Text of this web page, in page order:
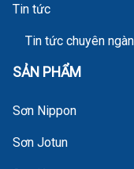
Tin tức
Tin tức chuyên
SẢN PHẨM
Sơn Nippon
Sơn Jotun